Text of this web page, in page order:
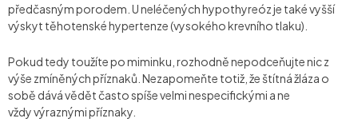
předčasným porodem. U neléčených hypothyreóz je také vyšší
výskyt těhotenské hypertenze (vysokého krevního tlaku).
Pokud tedy toužíte po miminku, rozhodně nepodceňujte nic z
výše zmíněných příznaků. Nezapomeňte totiž, že štítná žláza o
sobě dává vědět často spíše velmi nespecifickými a ne
vždy výraznými příznaky.